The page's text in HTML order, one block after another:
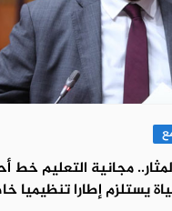
مجانية التعليم خط
يستلزم إطارا تنظيميا